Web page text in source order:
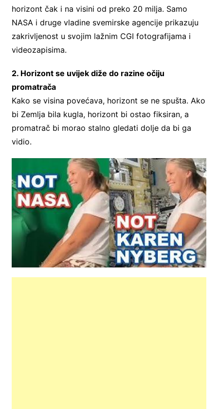
horizont čak i na visini od preko 20 milja. Samo
NASA i druge vladine svemirske agencije prikazuju
zakrivljenost u svojim lažnim CGI fotografijama i
videozapisima.
2. Horizont se uvijek diže do razine očiju
promatrača
Kako se visina povećava, horizont se ne spušta. Ako
bi Zemlja bila kugla, horizont bi ostao fiksiran, a
promatrač bi morao stalno gledati dolje da bi ga
vidio.